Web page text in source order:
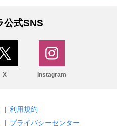
公式SNS
X Instagram
| 利用規約
| プライバシーセンター